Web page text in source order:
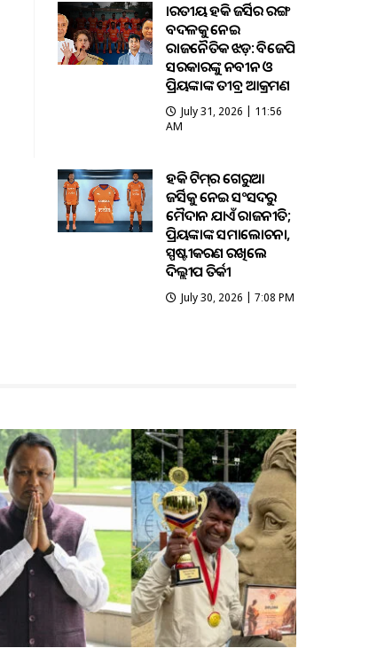
ଭାରତୀୟ ହକି ଜର୍ସିର ରଙ୍ଗ
ବଦଳକୁ ନେଇ
ରାଜନୈତିକ ଝଡ଼: ବିଜେପି
ସରକାରଙ୍କୁ ନବୀନ ଓ
ପ୍ରିୟଙ୍କାଙ୍କ ତୀବ୍ର ଆକ୍ରମଣ
July 31, 2026 | 11:56
AM
ହକି ଟିମ୍‌ର ଗେରୁଆ
ଜର୍ସିକୁ ନେଇ ସଂସଦରୁ
ମୈଦାନ ଯାଏଁ ରାଜନୀତି;
ପ୍ରିୟଙ୍କାଙ୍କ ସମାଲୋଚନା,
ସ୍ପଷ୍ଟୀକରଣ ରଖିଲେ
ଦିଲ୍ଲୀପ ତିର୍କୀ
July 30, 2026 | 7:08 PM